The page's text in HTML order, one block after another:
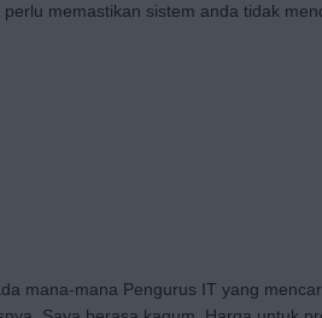
memastikan sistem anda tidak
mana-mana Pengurus IT yang